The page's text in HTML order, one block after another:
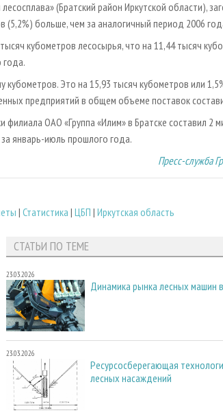
(Братский район Иркутской области),
(5,2%) больше, чем за аналогичный период 2006
кубометров лесосырья, что на 11,44 тысяч
года.
кубометров. Это на 15,93 тысяч кубометров или
предприятий в общем объеме поставок
ОАО «Группа «Илим» в Братске составил 2
январь-июль прошлого года.
Пресс-служба
| Статистика | ЦБП | Иркутская область
СТАТЬИ ПО ТЕМЕ
23.03.2026
Динамика рынка лесных машин
23.03.2026
Ресурсосберегающая
лесных насаждений